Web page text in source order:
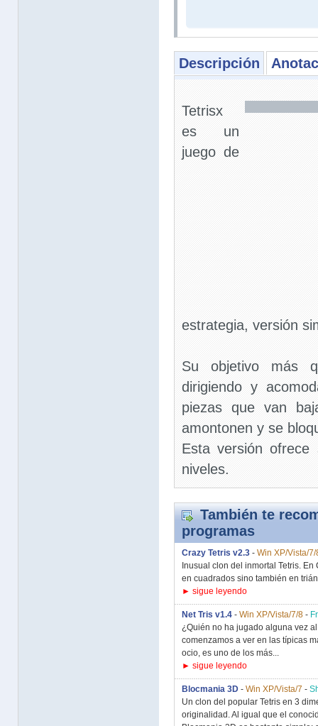
Descripción
Tetrisx
es un
juego de
estrategia, versión
Su objetivo más
dirigiendo y
piezas que van
amontonen y se
Esta versión
niveles.
También te
programas
Crazy Tetris v2.3 - Win XP/Vista/7/
Inusual clon del inmortal Tetris.
en cuadrados sino también en
► sigue leyendo
Net Tris v1.4 - Win XP/Vista/7/8 -
¿Quién no ha jugado alguna vez
comenzamos a ver en las típicas
ocio, es uno de los más...
► sigue leyendo
Blocmania 3D - Win XP/Vista/7 -
Un clon del popular Tetris en 3
originalidad. Al igual que el